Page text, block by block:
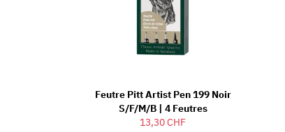
Feutre Pitt Artist Pen 199 Noir
S/F/M/B | 4 Feutres
13,30 CHF